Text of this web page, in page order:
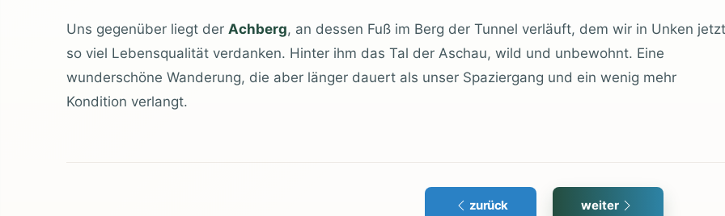
Uns gegenüber liegt der Achberg, an dessen Fuß im Berg der Tunnel verläuft, dem wir in Unken jetzt
so viel Lebensqualität verdanken. Hinter ihm das Tal der Aschau, wild und unbewohnt. Eine
wunderschöne Wanderung, die aber länger dauert als unser Spaziergang und ein wenig mehr
Kondition verlangt.
zurück weiter